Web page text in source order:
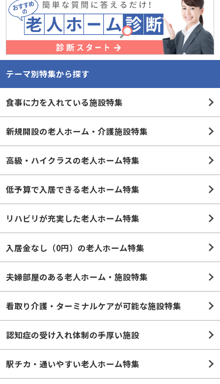
テーマ別特集から探す
食事に力を入れている施設特集
新規開設の老人ホーム・介護施設特集
高級・ハイクラスの老人ホーム特集
低予算で入居できる老人ホーム特集
リハビリが充実した老人ホーム特集
入居金なし（0円）の老人ホーム特集
夫婦部屋のある老人ホーム・施設特集
看取り介護・ターミナルケアが可能な施設特集
認知症の受け入れ体制の手厚い施設
駅チカ・通いやすい老人ホーム特集